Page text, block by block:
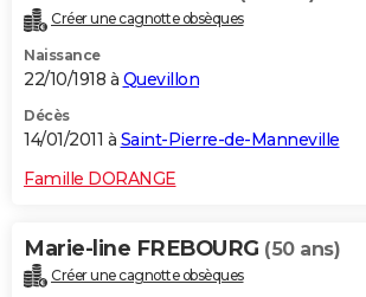
Créer une cagnotte obsèques
Naissance
22/10/1918 à Quevillon
Décès
14/01/2011 à Saint-Pierre-de-Manneville
Famille DORANGE
Marie-line FREBOURG (50 ans)
Créer une cagnotte obsèques